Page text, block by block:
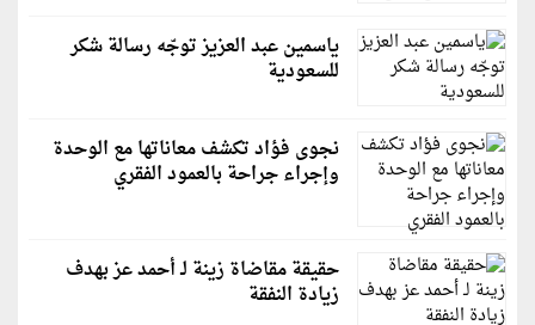
ياسمين عبد العزيز توجّه رسالة شكر
للسعودية
نجوى فؤاد تكشف معاناتها مع الوحدة
وإجراء جراحة بالعمود الفقري
حقيقة مقاضاة زينة لـ أحمد عز بهدف
زيادة النفقة